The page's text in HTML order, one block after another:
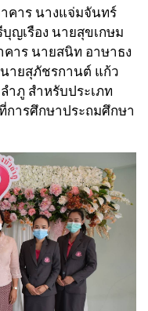
คาร นางแจ่มจันทร์
ญเรือง นายสุขเกษม
าร นายสนิท อาษาธง
ายสุภัชรกานต์ แก้ว
ภู สำหรับประเภท
ารศึกษาประถมศึกษา